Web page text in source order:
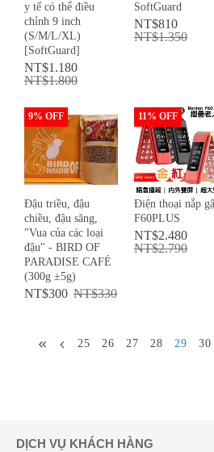
y tế có thể điều
chỉnh 9 inch
(S/M/L/XL)
[SoftGuard]
NT$1.180
NT$1.800
SoftGuard
NT$810
NT$1.350
9% OFF
Đậu triều, đậu
chiều, đậu săng,
"Vua của các loại
đậu" - BIRD OF
PARADISE CAFÉ
(300g ±5g)
NT$300 NT$330
11% OFF
Điện thoại nắp
F60PLUS
NT$2.480
NT$2.790
25 26 27 28 29 30
DỊCH VỤ KHÁCH HÀNG